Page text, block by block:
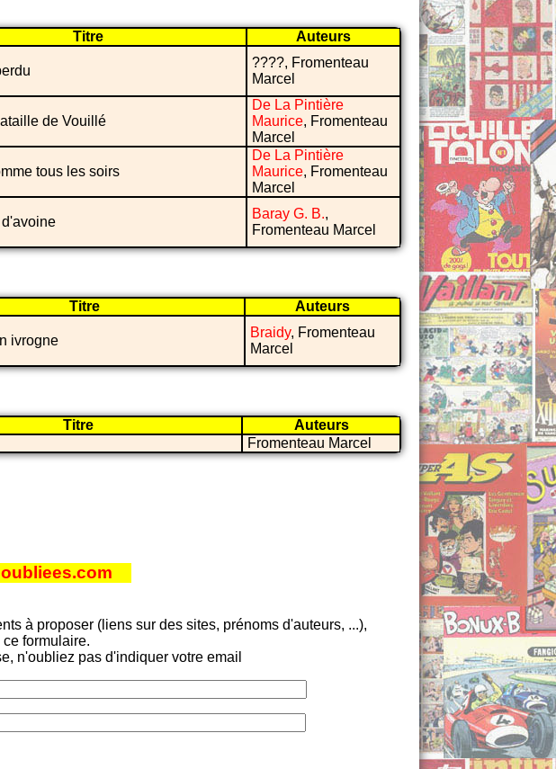
Titre Auteurs
????, Fromenteau
Marcel
de Vouillé
De La Pintière
Maurice, Fromenteau
Marcel
tous les soirs
De La Pintière
Maurice, Fromenteau
Marcel
d'avoine
Baray G. B.,
Fromenteau Marcel
Titre Auteurs
ivrogne
Braidy, Fromenteau
Marcel
Titre
Auteurs
Fromenteau Marcel
à proposer (liens sur des sites, prénoms d'auteurs, ...),
formulaire.
n'oubliez pas d'indiquer votre email